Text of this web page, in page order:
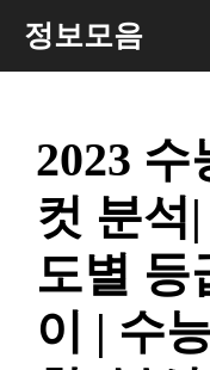
정보모음
2023
컷 분석
도별 등
이 | 수